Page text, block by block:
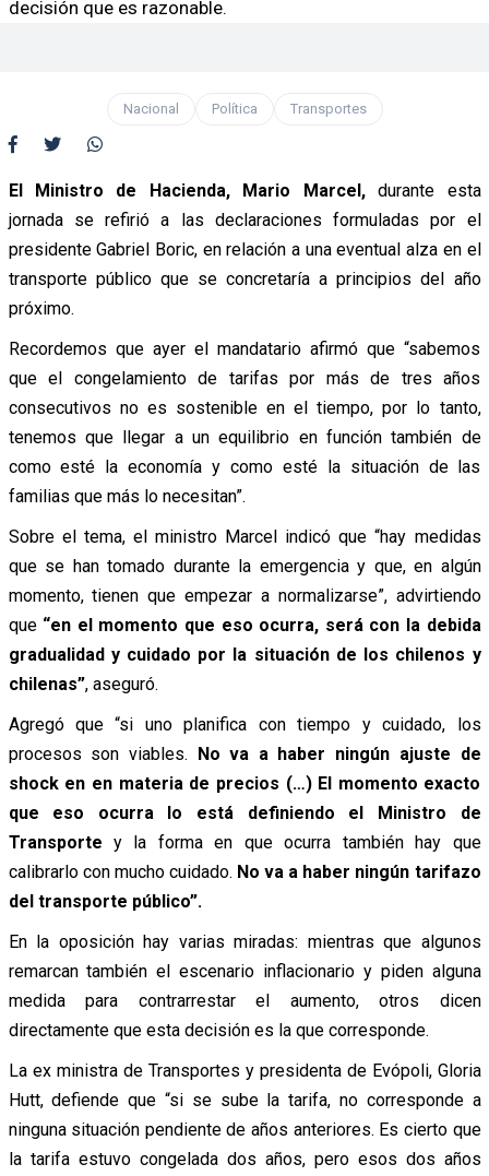
decisión que es razonable.
Nacional Política Transportes
El Ministro de Hacienda, Mario Marcel,durante esta
jornada se refirió a las declaraciones formuladas por el
presidente Gabriel Boric, en relación a una eventual alza en el
transporte público que se concretaría a principios del año
próximo.
Recordemos que ayer el mandatario afirmó que “sabemos
que el congelamiento de tarifas por más de tres años
consecutivos no es sostenible en el tiempo, por lo tanto,
tenemos que llegar a un equilibrio en función también de
como esté la economía y como esté la situación de las
familias que más lo necesitan”.
Sobre el tema, el ministro Marcel indicó que “hay medidas
que se han tomado durante la emergencia y que, en algún
momento, tienen que empezar a normalizarse”, advirtiendo
que “en el momento que eso ocurra, será con la debida
gradualidad y cuidado por la situación de los chilenos y
chilenas”, aseguró.
Agregó que “si uno planifica con tiempo y cuidado, los
procesos son viables. No va a haber ningún ajuste de
shock en en materia de precios (…) El momento exacto
que eso ocurra lo está definiendo el Ministro de
Transporte y la forma en que ocurra también hay que
calibrarlo con mucho cuidado. No va a haber ningún tarifazo
del transporte público”.
En la oposición hay varias miradas: mientras que algunos
remarcan también el escenario inflacionario y piden alguna
medida para contrarrestar el aumento, otros dicen
directamente que esta decisión es la que corresponde.
La ex ministra de Transportes y presidenta de Evópoli, Gloria
Hutt, defiende que “si se sube la tarifa, no corresponde a
ninguna situación pendiente de años anteriores. Es cierto que
la tarifa estuvo congelada dos años, pero esos dos años